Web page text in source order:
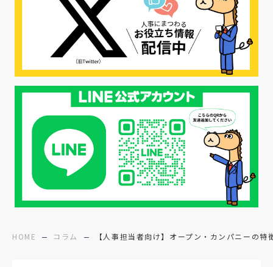
HOME コラム 【人事担当者向け】オープン・カンパニーの
#転職ファストパス #PRO #採用代行
#エシカル採用 #エシカル就活
#メンタルヘルス #年間採用計画
#年間採用 #応募数の増やし方 #26卒
#27採用プレ #高校生採用
#面接フィードバック #不法就労
#障害者雇用 #メリット #ベネフィット
#医療福祉介護 #業界動向 #採用力